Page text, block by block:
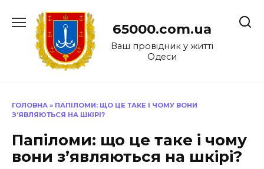
до
65000.com.ua
Ваш провідник у житті
Одеси
ГОЛОВНА » ПАПІЛОМИ: ЩО ЦЕ ТАКЕ І ЧОМУ ВОНИ
З’ЯВЛЯЮТЬСЯ НА ШКІРІ?
Папіломи: що це таке і чому
вони з’являються на шкірі?